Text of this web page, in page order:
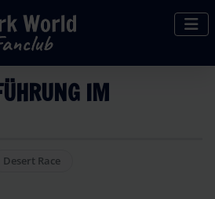
IM
Desert Race